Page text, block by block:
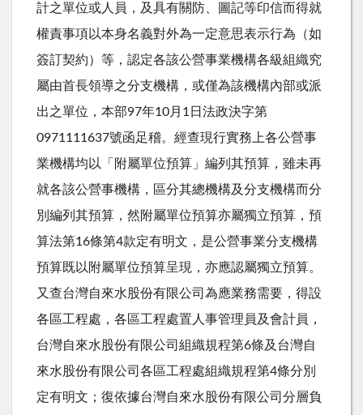
計之單位或人員，及具有關防、圖記等印信而得就
權責事項以本身名義對外為一定意思表示行為（如
簽訂契約）等，認定各該公營事業機構各級組織究
屬由首長領導之分支機構，或僅為該機構內部或派
出之單位，本部97年10月1日法政決字第
0971111637號函足稽。經查現行實務上各公營事
業機構均以「附屬單位預算」編列其預算，雖未再
就各該公營事機構，區分其總機構及分支機構而分
別編列其預算，然附屬單位預算亦屬獨立預算，預
算法第16條第4款定有明文，是公營事業分支機構
預算既以附屬單位預算呈現，亦應認屬獨立預算。
又查台灣自來水股份有限公司為應業務需要，得設
各區工程處，各區工程處置人事管理員及會計員，
台灣自來水股份有限公司組織規程第6條及台灣自
來水股份有限公司各區工程處組織規程第4條分別
定有明文；復依據台灣自來水股份有限公司分層負